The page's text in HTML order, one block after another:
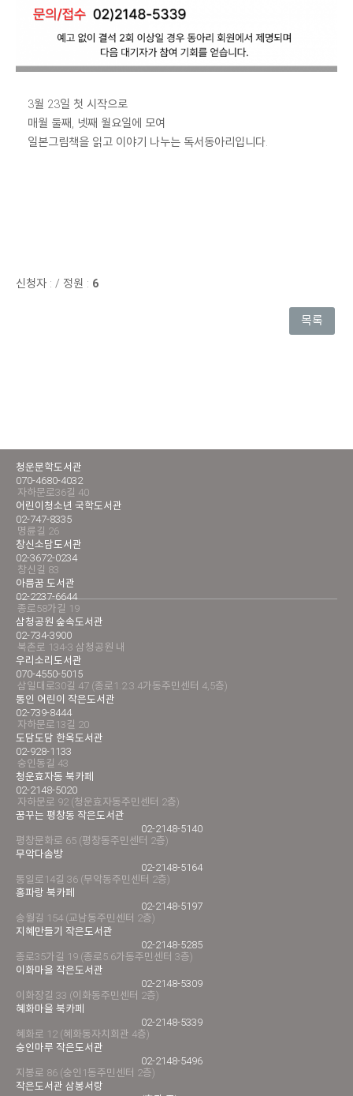
3월 23일 첫 시작으로
매월 둘째, 넷째 월요일에 모여
일본그림책을 읽고 이야기 나누는 독서동아리입니다.
신청자 : / 정원 : 6
목록
청운문학도서관
070-4680-4032
자하문로36길 40
어린이청소년 국학도서관
02-747-8335
명륜길 26
창신소담도서관
02-3672-0234
창신길 83
아름꿈 도서관
02-2237-6644
종로58가길 19
삼청공원 숲속도서관
02-734-3900
북촌로 134-3 삼청공원 내
우리소리도서관
070-4550-5015
삼일대로30길 47 (종로1.2.3.4가동주민센터 4,5층)
통인 어린이 작은도서관
02-739-8444
자하문로13길 20
도담도담 한옥도서관
02-928-1133
숭인동길 43
청운효자동 북카페
02-2148-5020
자하문로 92 (청운효자동주민센터 2층)
꿈꾸는 평창동 작은도서관
02-2148-5140
평창문화로 65 (평창동주민센터 2층)
무악다솜방
02-2148-5164
통일로14길 36 (무악동주민센터 2층)
홍파랑 북카페
02-2148-5197
송월길 154 (교남동주민센터 2층)
지혜만들기 작은도서관
02-2148-5285
종로35가길 19 (종로5.6가동주민센터 3층)
이화마을 작은도서관
02-2148-5309
이화장길 33 (이화동주민센터 2층)
혜화마을 북카페
02-2148-5339
혜화로 12 (혜화동자치회관 4층)
숭인마루 작은도서관
02-2148-5496
지봉로 86 (숭인1동주민센터 2층)
작은도서관 삼봉서랑